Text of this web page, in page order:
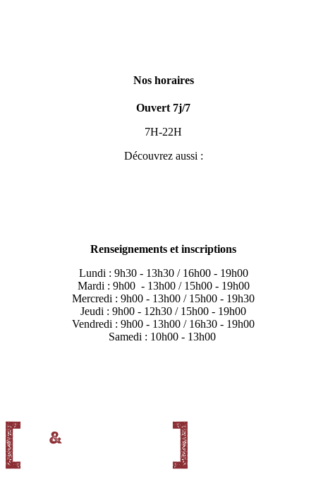
Nos horaires
Ouvert 7j/7
7H-22H
Découvrez aussi :
Renseignements et inscriptions
Lundi : 9h30 - 13h30 / 16h00 - 19h00
Mardi : 9h00 - 13h00 / 15h00 - 19h00
Mercredi : 9h00 - 13h00 / 15h00 - 19h30
Jeudi : 9h00 - 12h30 / 15h00 - 19h00
Vendredi : 9h00 - 13h00 / 16h30 - 19h00
Samedi : 10h00 - 13h00